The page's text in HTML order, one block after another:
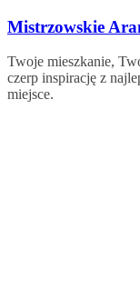
Skip
content
Mistrzowskie
Twoje mieszkanie,
czerp inspirację z
miejsce.